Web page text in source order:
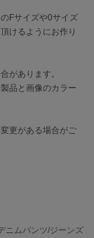
Fサイズや0サイズ
けるようにお作り
があります。
品と画像のカラー
更がある場合がご
ニムパンツ/ジーンズ